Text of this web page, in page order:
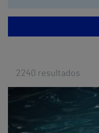
2240 resultados